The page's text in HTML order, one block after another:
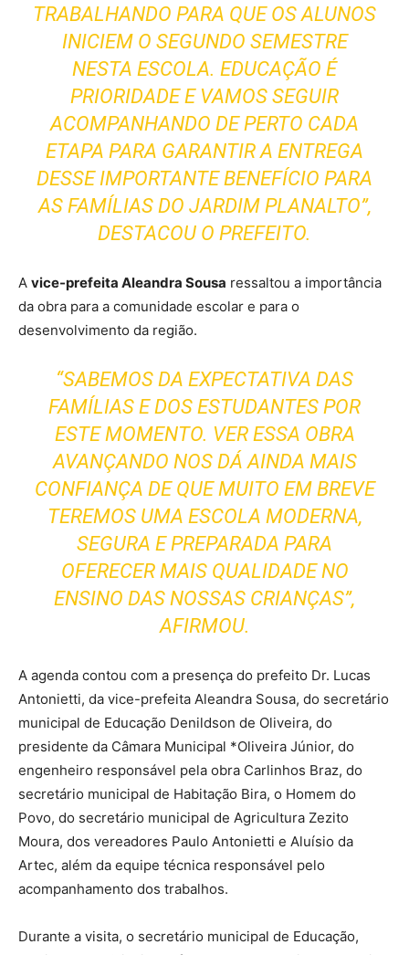
TRABALHANDO PARA QUE OS ALUNOS
INICIEM O SEGUNDO SEMESTRE
NESTA ESCOLA. EDUCAÇÃO É
PRIORIDADE E VAMOS SEGUIR
ACOMPANHANDO DE PERTO CADA
ETAPA PARA GARANTIR A ENTREGA
DESSE IMPORTANTE BENEFÍCIO PARA
AS FAMÍLIAS DO JARDIM PLANALTO”,
DESTACOU O PREFEITO.
A vice-prefeita Aleandra Sousa ressaltou a importância
da obra para a comunidade escolar e para o
desenvolvimento da região.
“SABEMOS DA EXPECTATIVA DAS
FAMÍLIAS E DOS ESTUDANTES POR
ESTE MOMENTO. VER ESSA OBRA
AVANÇANDO NOS DÁ AINDA MAIS
CONFIANÇA DE QUE MUITO EM BREVE
TEREMOS UMA ESCOLA MODERNA,
SEGURA E PREPARADA PARA
OFERECER MAIS QUALIDADE NO
ENSINO DAS NOSSAS CRIANÇAS”,
AFIRMOU.
A agenda contou com a presença do prefeito Dr. Lucas
Antonietti, da vice-prefeita Aleandra Sousa, do secretário
municipal de Educação Denildson de Oliveira, do
presidente da Câmara Municipal *Oliveira Júnior, do
engenheiro responsável pela obra Carlinhos Braz, do
secretário municipal de Habitação Bira, o Homem do
Povo, do secretário municipal de Agricultura Zezito
Moura, dos vereadores Paulo Antonietti e Aluísio da
Artec, além da equipe técnica responsável pelo
acompanhamento dos trabalhos.
Durante a visita, o secretário municipal de Educação,